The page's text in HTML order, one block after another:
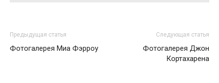
Предыдущая статья
Фотогалерея Миа Фэрроу
Следующая статья
Фотогалерея Джон
Кортахарена